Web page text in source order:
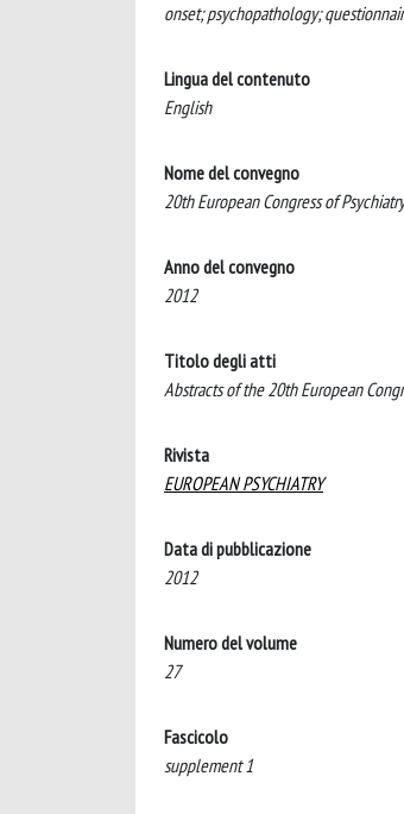
onset; psychopathology;
Lingua del contenuto
English
Nome del convegno
20th European Congress of Psychiatry
Anno del convegno
2012
Titolo degli atti
Abstracts of the 20th European
Rivista
EUROPEAN PSYCHIATRY
Data di pubblicazione
2012
Numero del volume
27
Fascicolo
supplement 1